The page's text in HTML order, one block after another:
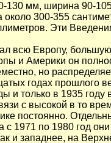
130 мм, ширина 90-
300-355
Эти
всю Европу,
и Америки он
но
годах прошлого
и только в 1935
с высокой в то
постоянно.
1971 по 1980 год
и западнее, на